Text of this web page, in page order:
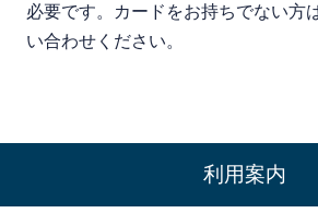
必要です。カードをお持ちでない方
い合わせください。
利用案内